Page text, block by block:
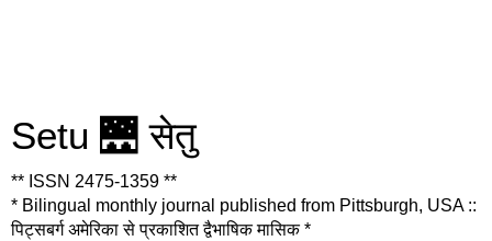
Setu 🌉 सेतु
** ISSN 2475-1359 **
* Bilingual monthly journal published from Pittsburgh, USA ::
पिट्सबर्ग अमेरिका से प्रकाशित द्वैभाषिक मासिक *